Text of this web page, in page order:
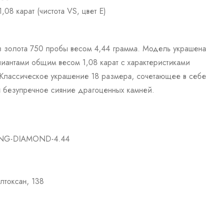
карат (чистота VS, цвет E)
золота 750 пробы весом 4,44 грамма. Модель украшена
общим весом 1,08 карат с характеристиками
украшение 18 размера, сочетающее в себе
сияние драгоценных камней.
DIAMOND-4.44
138